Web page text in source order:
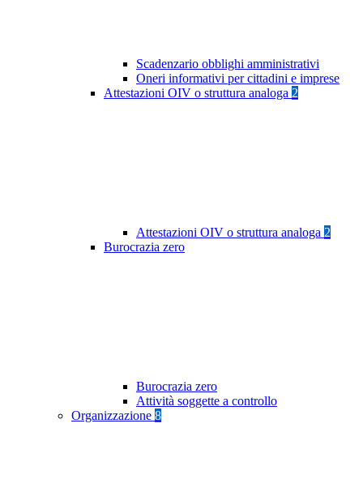
Scadenzario obblighi amministrativi
Oneri informativi per cittadini e imprese
Attestazioni OIV o struttura analoga 2
Attestazioni OIV o struttura analoga 2
Burocrazia zero
Burocrazia zero
Attività soggette a controllo
Organizzazione 8